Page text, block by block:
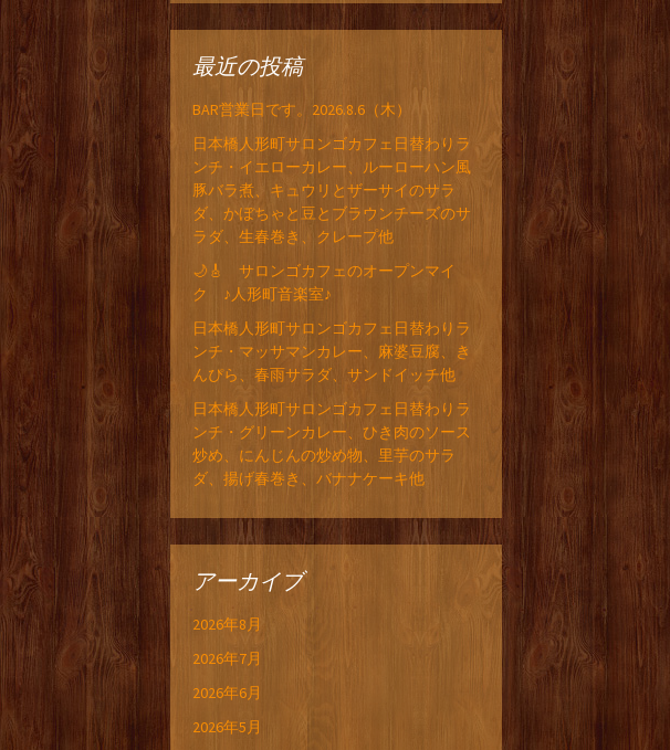
最近の投稿
BAR営業日です。2026.8.6（木）
日本橋人形町サロンゴカフェ日替わりラ
ンチ・イエローカレー、ルーローハン風
豚バラ煮、キュウリとザーサイのサラ
ダ、かぼちゃと豆とブラウンチーズのサ
ラダ、生春巻き、クレープ他
🌙🎸 サロンゴカフェのオープンマイ
ク ♪人形町音楽室♪
日本橋人形町サロンゴカフェ日替わりラ
ンチ・マッサマンカレー、麻婆豆腐、き
んぴら、春雨サラダ、サンドイッチ他
日本橋人形町サロンゴカフェ日替わりラ
ンチ・グリーンカレー、ひき肉のソース
炒め、にんじんの炒め物、里芋のサラ
ダ、揚げ春巻き、バナナケーキ他
アーカイブ
2026年8月
2026年7月
2026年6月
2026年5月